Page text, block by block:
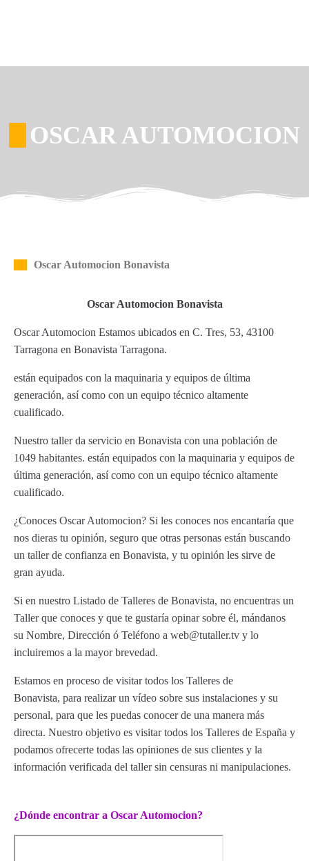
OSCAR AUTOMOCION
Oscar Automocion Bonavista
Oscar Automocion Bonavista
Oscar Automocion Estamos ubicados en C. Tres, 53, 43100
Tarragona en Bonavista Tarragona.
están equipados con la maquinaria y equipos de última
generación, así como con un equipo técnico altamente
cualificado.
Nuestro taller da servicio en Bonavista con una población de
1049 habitantes. están equipados con la maquinaria y equipos de
última generación, así como con un equipo técnico altamente
cualificado.
¿Conoces Oscar Automocion? Si les conoces nos encantaría que
nos dieras tu opinión, seguro que otras personas están buscando
un taller de confianza en Bonavista, y tu opinión les sirve de
gran ayuda.
Si en nuestro Listado de Talleres de Bonavista, no encuentras un
Taller que conoces y que te gustaría opinar sobre él, mándanos
su Nombre, Dirección ó Teléfono a web@tutaller.tv y lo
incluiremos a la mayor brevedad.
Estamos en proceso de visitar todos los Talleres de
Bonavista, para realizar un vídeo sobre sus instalaciones y su
personal, para que les puedas conocer de una manera más
directa. Nuestro objetivo es visitar todos los Talleres de España y
podamos ofrecerte todas las opiniones de sus clientes y la
información verificada del taller sin censuras ni manipulaciones.
¿Dónde encontrar a Oscar Automocion?